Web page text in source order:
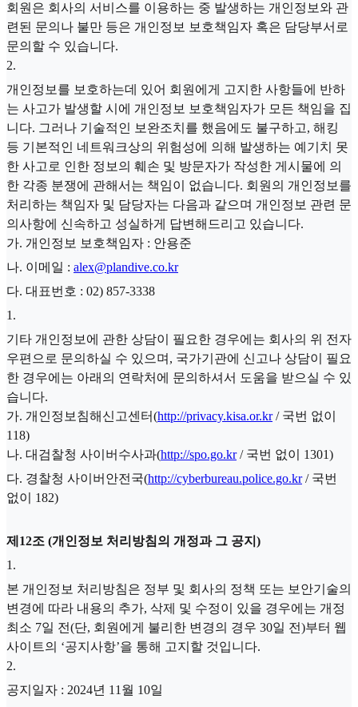
회원은 회사의 서비스를 이용하는 중 발생하는 개인정보와 관
련된 문의나 불만 등은 개인정보 보호책임자 혹은 담당부서로
문의할 수 있습니다.
2.
개인정보를 보호하는데 있어 회원에게 고지한 사항들에 반하
는 사고가 발생할 시에 개인정보 보호책임자가 모든 책임을 집
니다. 그러나 기술적인 보완조치를 했음에도 불구하고, 해킹
등 기본적인 네트워크상의 위험성에 의해 발생하는 예기치 못
한 사고로 인한 정보의 훼손 및 방문자가 작성한 게시물에 의
한 각종 분쟁에 관해서는 책임이 없습니다. 회원의 개인정보를
처리하는 책임자 및 담당자는 다음과 같으며 개인정보 관련 문
의사항에 신속하고 성실하게 답변해드리고 있습니다.
가. 개인정보 보호책임자 : 안용준
나. 이메일 : alex@plandive.co.kr
다. 대표번호 : 02) 857-3338
1 .
기타 개인정보에 관한 상담이 필요한 경우에는 회사의 위 전자
우편으로 문의하실 수 있으며, 국가기관에 신고나 상담이 필요
한 경우에는 아래의 연락처에 문의하셔서 도움을 받으실 수 있
습니다.
가. 개인정보침해신고센터(http://privacy.kisa.or.kr/ 국번 없이
118)
나. 대검찰청 사이버수사과(http://spo.go.kr/ 국번 없이 1301)
다. 경찰청 사이버안전국(http://cyberbureau.police.go.kr/ 국번
없이 182)
제12조 (개인정보 처리방침의 개정과 그 공지)
1 .
본 개인정보 처리방침은 정부 및 회사의 정책 또는 보안기술의
변경에 따라 내용의 추가, 삭제 및 수정이 있을 경우에는 개정
최소 7일 전(단, 회원에게 불리한 변경의 경우 30일 전)부터 웹
사이트의 ‘공지사항’을 통해 고지할 것입니다.
2.
공지일자 : 2024년 11월 10일